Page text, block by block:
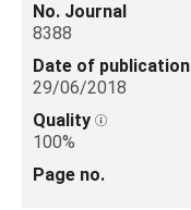
No. Journal
8388
Date of publication
29/06/2018
Quality
100%
Page no.